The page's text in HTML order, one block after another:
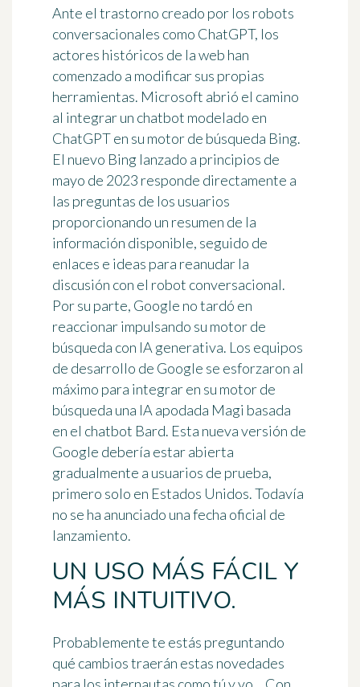
Ante el trastorno creado por los robots
conversacionales como ChatGPT, los
actores históricos de la web han
comenzado a modificar sus propias
herramientas. Microsoft abrió el camino
al integrar un chatbot modelado en
ChatGPT en su motor de búsqueda Bing.
El nuevo Bing lanzado a principios de
mayo de 2023 responde directamente a
las preguntas de los usuarios
proporcionando un resumen de la
información disponible, seguido de
enlaces e ideas para reanudar la
discusión con el robot conversacional.
Por su parte, Google no tardó en
reaccionar impulsando su motor de
búsqueda con IA generativa. Los equipos
de desarrollo de Google se esforzaron al
máximo para integrar en su motor de
búsqueda una IA apodada Magi basada
en el chatbot Bard. Esta nueva versión de
Google debería estar abierta
gradualmente a usuarios de prueba,
primero solo en Estados Unidos. Todavía
no se ha anunciado una fecha oficial de
lanzamiento.
UN USO MÁS FÁCIL Y
MÁS INTUITIVO.
Probablemente te estás preguntando
qué cambios traerán estas novedades